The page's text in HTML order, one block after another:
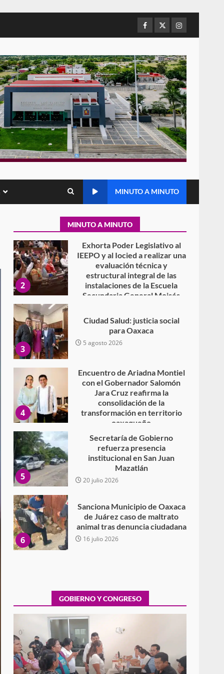
Facebook
TwitterInstagram
MINUTO A MINUTO
MINUTO A MINUTO
institucional en San Juan
Mazatlán
6
Sanciona Municipio de Oaxaca
de Juárez caso de maltrato
animal tras denuncia ciudadana
16 julio 2026
7
Detienen a Ernesto Ruffo en
Baja California; FGR lo investiga
por presuntos delitos de
delincuencia organizada y
contrabando
Avanza con orden y
tranquilidad el proceso
electoral extraordinario de
7 agosto 2026
2
Exhorta Poder Legislativo al
IEEPO y al Iocied a realizar una
evaluación técnica y
estructural integral de las
instalaciones de la Escuela
Secundaria General Moisés
5 agosto 2026
3
Ciudad Salud: justicia social
para Oaxaca
5 agosto 2026
4
Encuentro de Ariadna Montiel
con el Gobernador Salomón
Jara Cruz reafirma la
consolidación de la
transformación en territorio
oaxaqueño
30 julio 2026
5
Secretaría de Gobierno
refuerza presencia
institucional en San Juan
Mazatlán
20 julio 2026
6
Sanciona Municipio de Oaxaca
de Juárez caso de maltrato
animal tras denuncia ciudadana
16 julio 2026
7
delincuencia organizada y
contrabando
16 julio 2026
1
Avanza con orden y
tranquilidad el proceso
electoral extraordinario de
Santiago Xanica: Jesús Romero
7 agosto 2026
GOBIERNO Y CONGRESO
Exhorta Poder Legislativo al IEEPO y al Iocied
a realizar una evaluación técnica y